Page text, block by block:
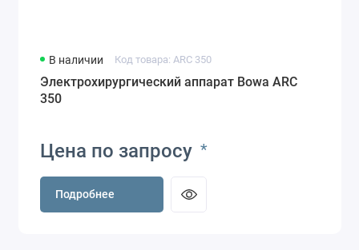
В наличии Код товара: ARC 350
Электрохирургический аппарат Bowa ARC
350
Цена по запросу *
Подробнее